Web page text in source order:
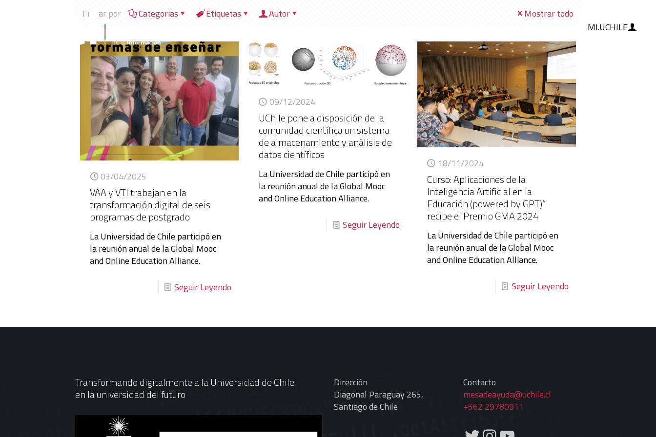
MI.UCHILE
Filtrar por Categorias Etiquetas Autor Mostrar todo
03/04/2025
VAA y VTI trabajan en la
transformación digital de seis
programas de postgrado
La Universidad de Chile participó en
la reunión anual de la Global Mooc
and Online Education Alliance.
Seguir Leyendo
09/12/2024
UChile pone a disposición de la
comunidad científica un sistema
de almacenamiento y análisis de
datos científicos
La Universidad de Chile participó en
la reunión anual de la Global Mooc
and Online Education Alliance.
Seguir Leyendo
18/11/2024
Curso: Aplicaciones de la
Inteligencia Artificial en la
Educación (powered by GPT)”
recibe el Premio GMA 2024
La Universidad de Chile participó en
la reunión anual de la Global Mooc
and Online Education Alliance.
Seguir Leyendo
Transformando digitalmente a la Universidad de Chile
en la universidad del futuro
Dirección
Diagonal Paraguay 265,
Santiago de Chile
Contacto
mesadeayuda@uchile.cl
+562 29780911